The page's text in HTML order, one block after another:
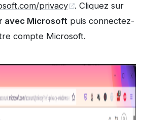
privacy
. Cliquez sur
avec Microsoftpuis connectez-
compte Microsoft.